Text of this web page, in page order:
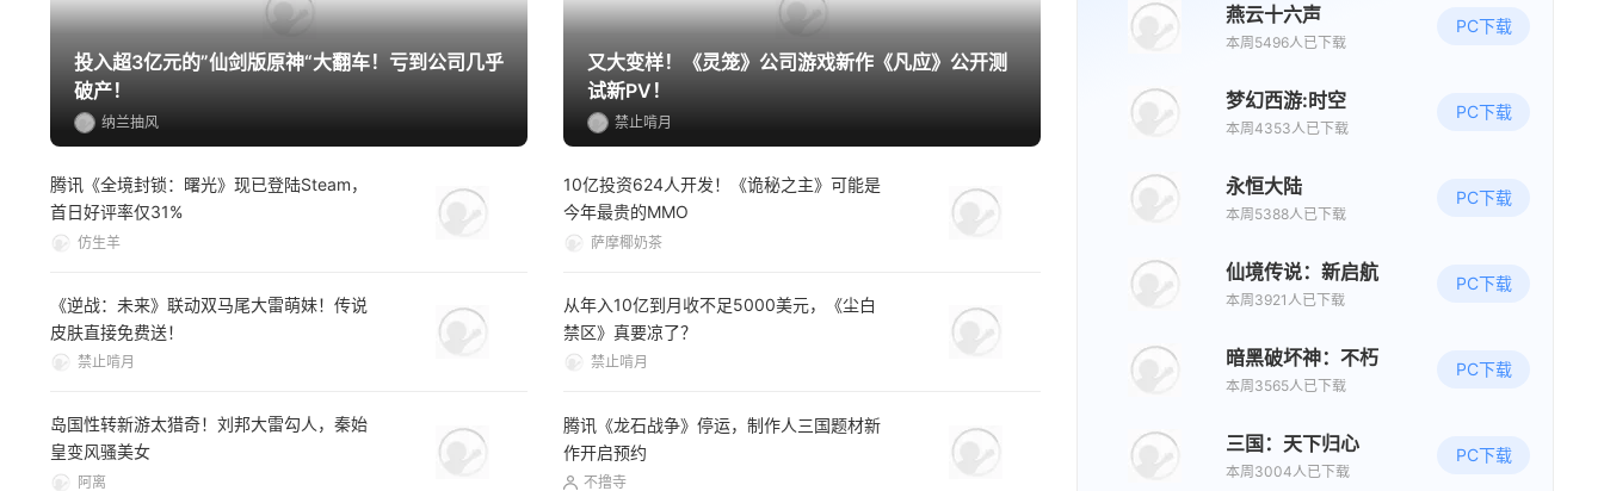
08/20周四
梦战：剑之海
限号删档内测
遮天世界
修仙 模拟
新版本更新
单机 策略
投入超3亿元的”仙剑版原神“大翻车！亏到公司几乎
破产！
纳兰抽风
又大变样！《灵笼》公司游戏新作《凡应》公开测
试新PV！
禁止啃月
腾讯《全境封锁：曙光》现已登陆Steam，
首日好评率仅31%
仿生羊
10亿投资624人开发！《诡秘之主》可能是
今年最贵的MMO
萨摩椰奶茶
《逆战：未来》联动双马尾大雷萌妹！传说
皮肤直接免费送！
禁止啃月
从年入10亿到月收不足5000美元，《尘白
禁区》真要凉了？
禁止啃月
岛国性转新游太猎奇！刘邦大雷勾人，秦始
皇变风骚美女
阿离
腾讯《龙石战争》停运，制作人三国题材新
作开启预约
不撸寺
燕云十六声
本周5496人已下载
PC下载
梦幻西游:时空
本周4353人已下载
PC下载
永恒大陆
本周5388人已下载
PC下载
仙境传说：新启航
本周3921人已下载
PC下载
暗黑破坏神：不朽
本周3565人已下载
PC下载
三国：天下归心
本周3004人已下载
PC下载